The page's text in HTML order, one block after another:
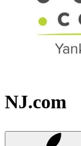
NJ.com